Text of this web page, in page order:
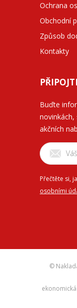
Ochrana
Obchodní
Způsob
Kontakty
Buďte
novinkách,
akčních
Přečtěte si,
osobními
©